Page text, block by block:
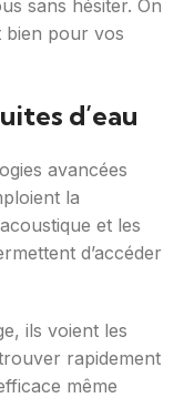
sans hésiter. On
bien pour vos
d’eau
avancées
la
et les
d’accéder
ils voient les
rapidement
même